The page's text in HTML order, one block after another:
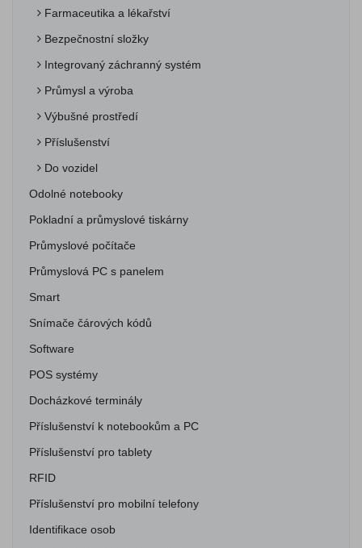
Farmaceutika a lékařství
Bezpečnostní složky
Integrovaný záchranný systém
Průmysl a výroba
Výbušné prostředí
Příslušenství
Do vozidel
Odolné notebooky
Pokladní a průmyslové tiskárny
Průmyslové počítače
Průmyslová PC s panelem
Smart
Snímače čárových kódů
Software
POS systémy
Docházkové terminály
Příslušenství k notebookům a PC
Příslušenství pro tablety
RFID
Příslušenství pro mobilní telefony
Identifikace osob